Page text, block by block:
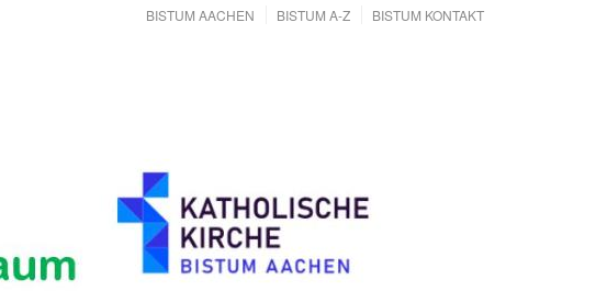
BISTUM AACHEN BISTUM A-Z BISTUM KONTAKT